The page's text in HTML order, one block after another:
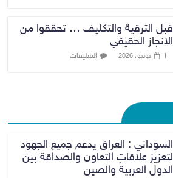
قبل الترقية والتكليف … تحققوا من
الانجاز الحقيقي
1 يونيو، 2026 التعليقات
السوداني : العراق يدعم جميع الجهود
لتعزيز علاقاتِ التعاون والصداقة بين
الدول العربية والصين